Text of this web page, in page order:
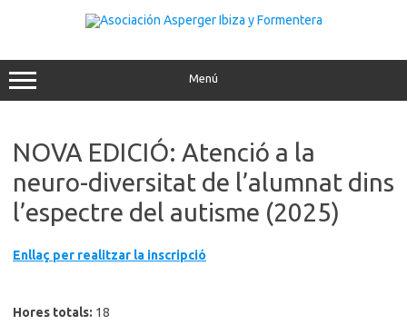
Menú
NOVA EDICIÓ: Atenció a la
neuro-diversitat de l’alumnat dins
l’espectre del autisme (2025)
Enllaç per realitzar la inscripció
Hores totals: 18